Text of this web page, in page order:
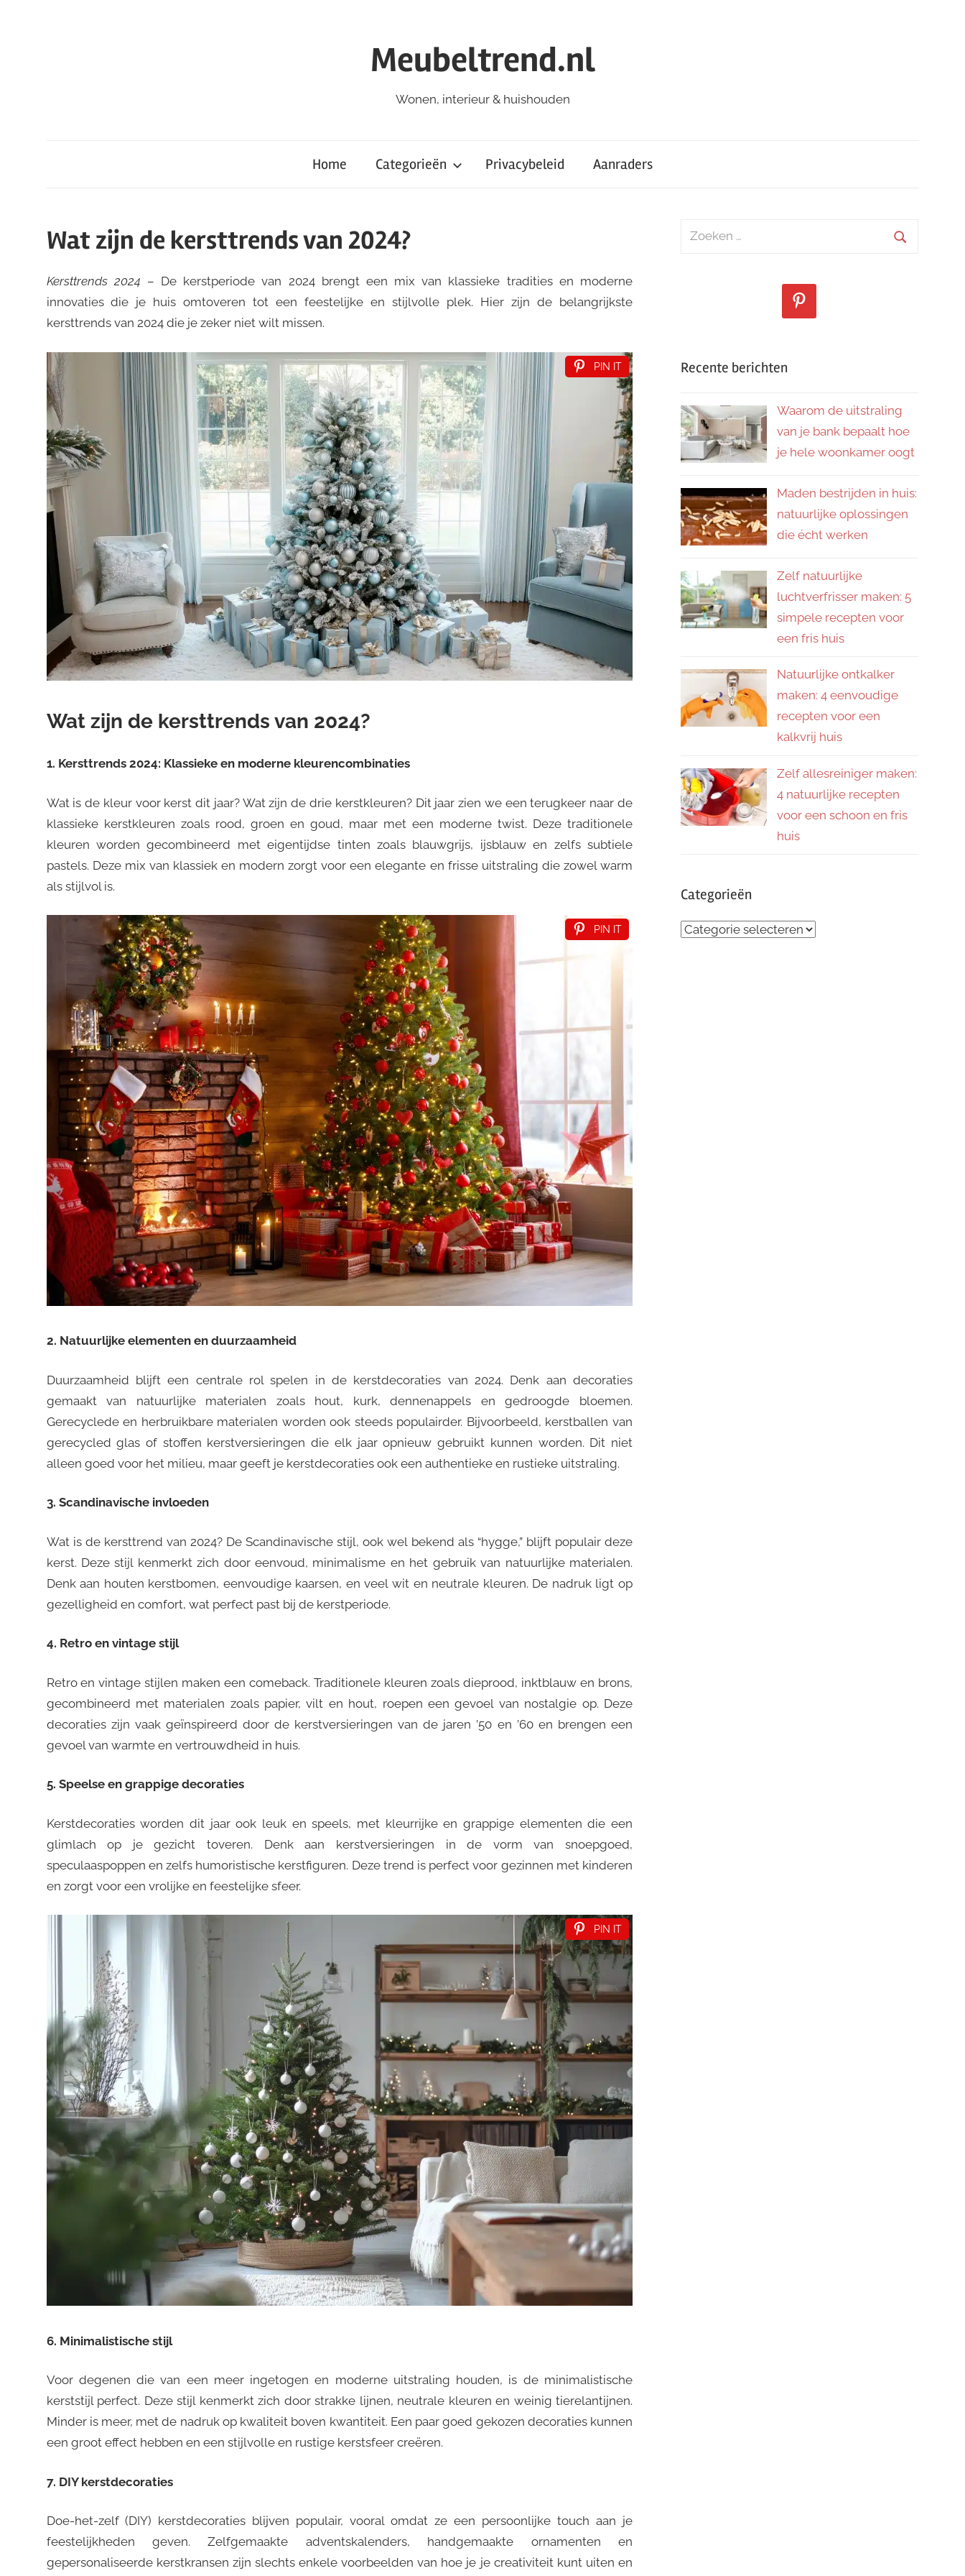
Meubeltrend.nl
Wonen, interieur & huishouden
Home Categorieën Privacybeleid Aanraders
Wat zijn de kersttrends van 2024?
Kersttrends 2024 – De kerstperiode van 2024 brengt een mix van klassieke tradities en moderne
innovaties die je huis omtoveren tot een feestelijke en stijlvolle plek. Hier zijn de belangrijkste
kersttrends van 2024 die je zeker niet wilt missen.
PIN IT
Wat zijn de kersttrends van 2024?
1. Kersttrends 2024: Klassieke en moderne kleurencombinaties
Wat is de kleur voor kerst dit jaar? Wat zijn de drie kerstkleuren? Dit jaar zien we een terugkeer naar de
klassieke kerstkleuren zoals rood, groen en goud, maar met een moderne twist. Deze traditionele
kleuren worden gecombineerd met eigentijdse tinten zoals blauwgrijs, ijsblauw en zelfs subtiele
pastels. Deze mix van klassiek en modern zorgt voor een elegante en frisse uitstraling die zowel warm
als stijlvol is.
PIN IT
2. Natuurlijke elementen en duurzaamheid
Duurzaamheid blijft een centrale rol spelen in de kerstdecoraties van 2024. Denk aan decoraties
gemaakt van natuurlijke materialen zoals hout, kurk, dennenappels en gedroogde bloemen.
Gerecyclede en herbruikbare materialen worden ook steeds populairder. Bijvoorbeeld, kerstballen van
gerecycled glas of stoffen kerstversieringen die elk jaar opnieuw gebruikt kunnen worden. Dit niet
alleen goed voor het milieu, maar geeft je kerstdecoraties ook een authentieke en rustieke uitstraling.
3. Scandinavische invloeden
Wat is de kersttrend van 2024? De Scandinavische stijl, ook wel bekend als “hygge,” blijft populair deze
kerst. Deze stijl kenmerkt zich door eenvoud, minimalisme en het gebruik van natuurlijke materialen.
Denk aan houten kerstbomen, eenvoudige kaarsen, en veel wit en neutrale kleuren. De nadruk ligt op
gezelligheid en comfort, wat perfect past bij de kerstperiode.
4. Retro en vintage stijl
Retro en vintage stijlen maken een comeback. Traditionele kleuren zoals dieprood, inktblauw en brons,
gecombineerd met materialen zoals papier, vilt en hout, roepen een gevoel van nostalgie op. Deze
decoraties zijn vaak geïnspireerd door de kerstversieringen van de jaren ’50 en ’60 en brengen een
gevoel van warmte en vertrouwdheid in huis.
5. Speelse en grappige decoraties
Kerstdecoraties worden dit jaar ook leuk en speels, met kleurrijke en grappige elementen die een
glimlach op je gezicht toveren. Denk aan kerstversieringen in de vorm van snoepgoed,
speculaaspoppen en zelfs humoristische kerstfiguren. Deze trend is perfect voor gezinnen met kinderen
en zorgt voor een vrolijke en feestelijke sfeer.
PIN IT
6. Minimalistische stijl
Voor degenen die van een meer ingetogen en moderne uitstraling houden, is de minimalistische
kerststijl perfect. Deze stijl kenmerkt zich door strakke lijnen, neutrale kleuren en weinig tierelantijnen.
Minder is meer, met de nadruk op kwaliteit boven kwantiteit. Een paar goed gekozen decoraties kunnen
een groot effect hebben en een stijlvolle en rustige kerstsfeer creëren.
7. DIY kerstdecoraties
Doe-het-zelf (DIY) kerstdecoraties blijven populair, vooral omdat ze een persoonlijke touch aan je
feestelijkheden geven. Zelfgemaakte adventskalenders, handgemaakte ornamenten en
gepersonaliseerde kerstkransen zijn slechts enkele voorbeelden van hoe je je creativiteit kunt uiten en
Zoeken
Recente berichten
Waarom de uitstraling
van je bank bepaalt hoe
je hele woonkamer oogt
Maden bestrijden in huis:
natuurlijke oplossingen
die écht werken
Zelf natuurlijke
luchtverfrisser maken: 5
simpele recepten voor
een fris huis
Natuurlijke ontkalker
maken: 4 eenvoudige
recepten voor een
kalkvrij huis
Zelf allesreiniger maken:
4 natuurlijke recepten
voor een schoon en fris
huis
Categorieën
Categorieën